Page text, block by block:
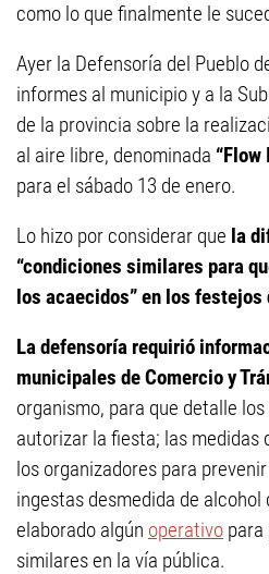
como lo que finalmente le
Ayer la Defensoría del Pueblo
informes al municipio y a la
de la provincia sobre la
al aire libre, denominada
para el sábado 13 de enero.
Lo hizo por considerar que la
“condiciones similares para
los acaecidos” en los festejos
La defensoría requirió
municipales de Comercio y
organismo, para que detalle
autorizar la fiesta; las medidas
los organizadores para
ingestas desmedida de
elaborado algún operativo
similares en la vía pública.